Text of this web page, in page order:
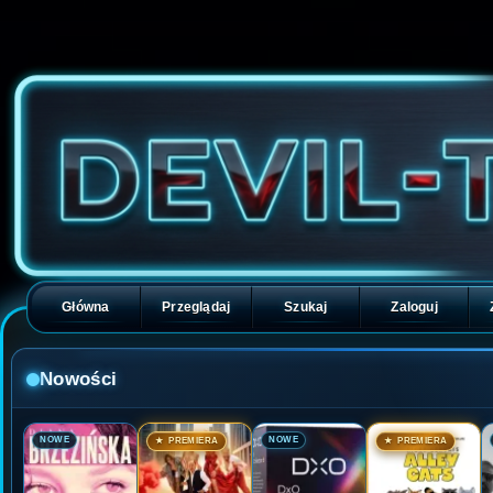
Główna Przeglądaj Szukaj Zaloguj
Nowości
🎬NOWE 🎬★ PREMIERA 🎬NOWE 🎬★ PREMIERA